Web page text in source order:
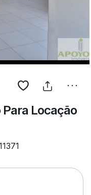
Locação